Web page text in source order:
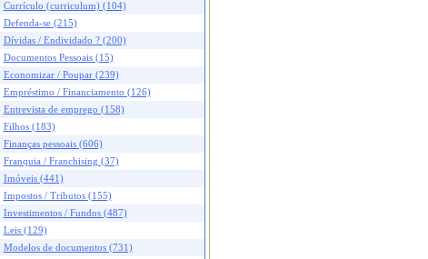
Currículo (curriculum) (104)
Defenda-se (215)
Dívidas / Endividado ? (200)
Documentos Pessoais (15)
Economizar / Poupar (239)
Empréstimo / Financiamento (126)
Entrevista de emprego (158)
Filhos (183)
Finanças pessoais (606)
Franquia / Franchising (37)
Imóveis (441)
Impostos / Tributos (155)
Investimentos / Fundos (487)
Leis (129)
Modelos de documentos (731)